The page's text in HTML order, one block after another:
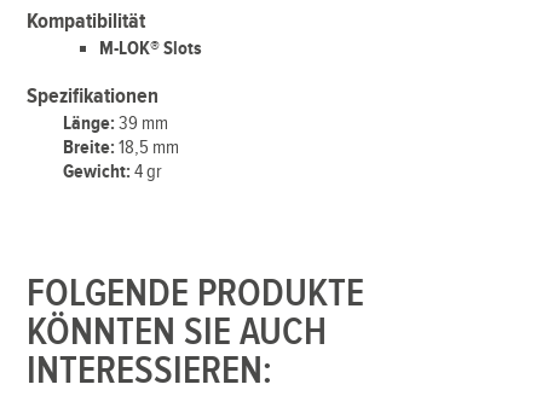
Kompatibilität
M-LOK® Slots
Spezifikationen
Länge: 39 mm
Breite: 18,5 mm
Gewicht: 4 gr
FOLGENDE PRODUKTE
KÖNNTEN SIE AUCH
INTERESSIEREN: